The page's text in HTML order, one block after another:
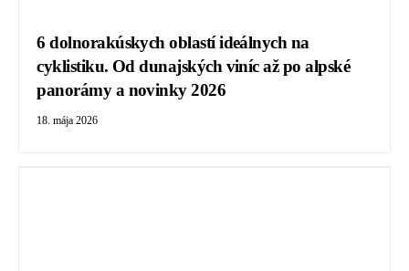
6 dolnorakúskych oblastí ideálnych na
cyklistiku. Od dunajských viníc až po alpské
panorámy a novinky 2026
18. mája 2026